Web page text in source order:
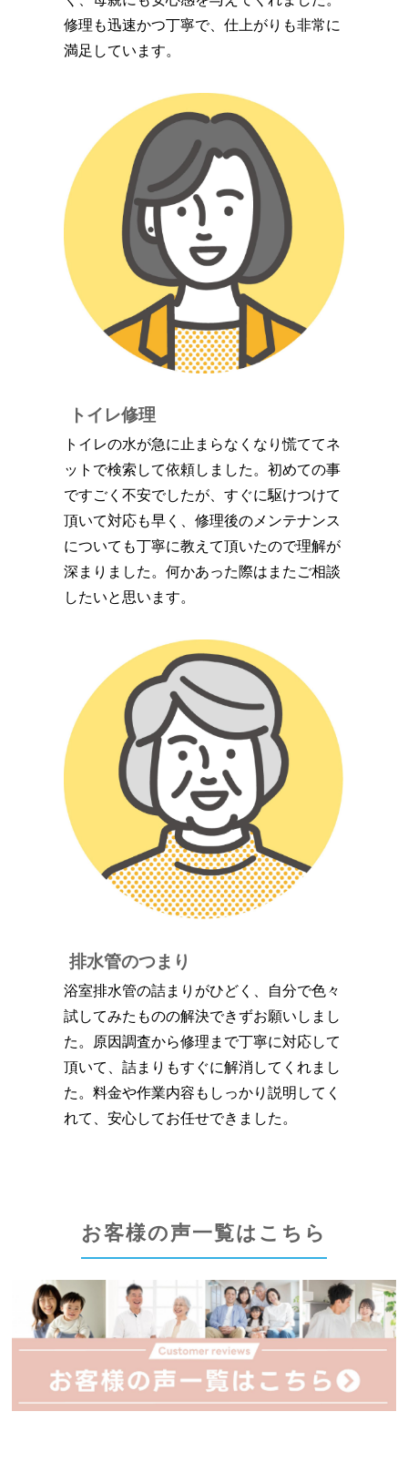
修理も迅速かつ丁寧で、仕上がりも非常に
満足しています。
トイレ修理
トイレの水が急に止まらなくなり慌ててネ
ットで検索して依頼しました。初めての事
ですごく不安でしたが、すぐに駆けつけて
頂いて対応も早く、修理後のメンテナンス
についても丁寧に教えて頂いたので理解が
深まりました。何かあった際はまたご相談
したいと思います。
排水管のつまり
浴室排水管の詰まりがひどく、自分で色々
試してみたものの解決できずお願いしまし
た。原因調査から修理まで丁寧に対応して
頂いて、詰まりもすぐに解消してくれまし
た。料金や作業内容もしっかり説明してく
れて、安心してお任せできました。
お客様の声一覧はこちら